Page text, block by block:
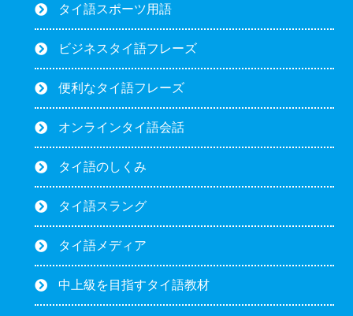
タイ語スポーツ用語
ビジネスタイ語フレーズ
便利なタイ語フレーズ
オンラインタイ語会話
タイ語のしくみ
タイ語スラング
タイ語メディア
中上級を目指すタイ語教材